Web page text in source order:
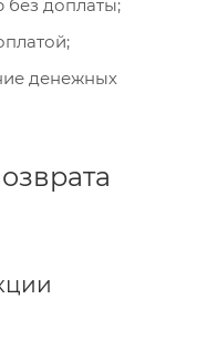
без доплаты;
денежных